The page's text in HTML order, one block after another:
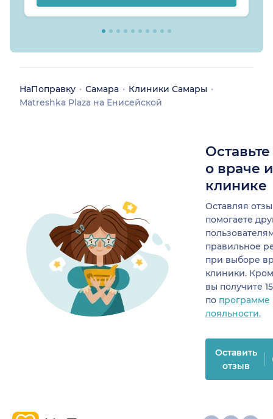
НаПоправку Самара
Клиники Самары
Matreshka Plaza на Енисейской
о враче
клинике
Оставляя
помогаете
правильное
при выборе
клиники.
вы получите
по программе
лояльности.
Оставить
отзыв